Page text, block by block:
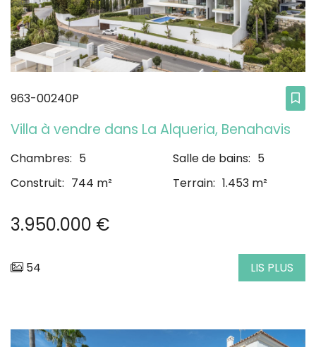
963-00240P
Villa à vendre dans La Alqueria, Benahavis
Chambres: 5 Salle de bains: 5
Construit: 744 m² Terrain: 1.453 m²
3.950.000 €
54 LIS PLUS